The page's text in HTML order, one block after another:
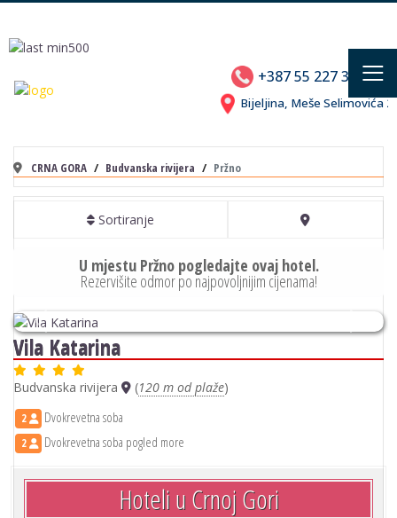
+387 55 227 310
Bijeljina, Meše Selimovića
CRNA GORA Budvanska rivijera Pržno
Sortiranje
U mjestu Pržno pogledajte ovaj hotel.
Rezervišite odmor po najpovoljnijim cijenama!
Previous Next
Vila Katarina
Budvanska rivijera (120 m od plaže)
2 Dvokrevetna soba
2 Dvokrevetna soba pogled more
Hoteli u Crnoj Gori
≡